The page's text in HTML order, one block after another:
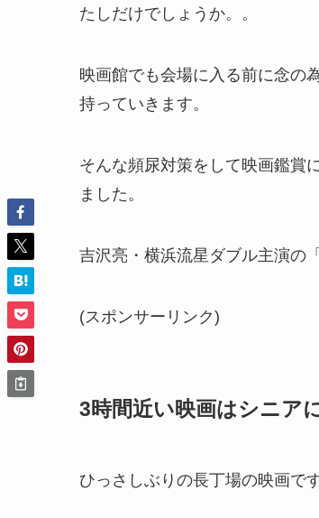
たしだけでしょうか。。
映画館でも会場に入る前に念の
持っていきます。
そんな頻尿対策をして映画鑑賞
ました。
吉沢亮・横浜流星ダブル主演の
(スポンサーリンク)
3時間近い映画はシニア
ひっさしぶりの長丁場の映画です